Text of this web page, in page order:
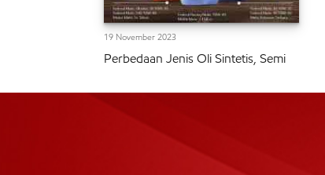
19 November 2023
Perbedaan Jenis Oli Sintetis, Semi